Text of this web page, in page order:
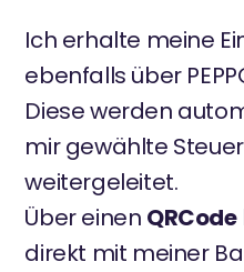
Ich erhalte meine
ebenfalls über
Diese werden
mir gewählte
weitergeleitet.
Über einen QRCode
direkt mit meiner